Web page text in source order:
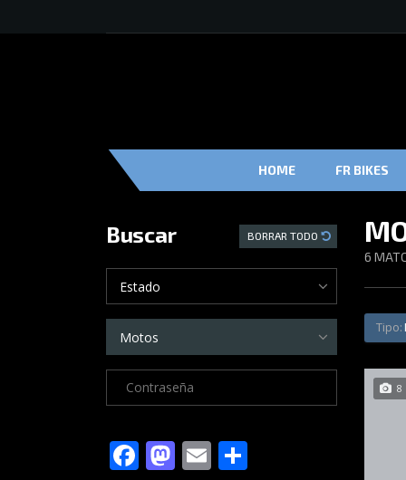
HOME FR BIKES
Buscar BORRAR TODO
Estado
Motos
Facebook
Mastodon
Email
6
Tipo:
8